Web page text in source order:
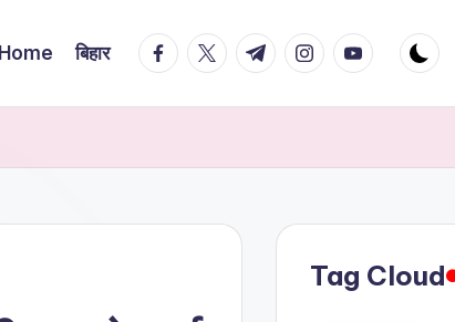
Home बिहार facebook.com
twitter.com
t.me instagram.com
youtube.com
Tag Cloud